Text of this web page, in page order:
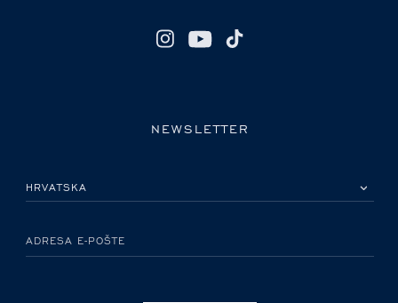
NEWSLETTER
ADRESA E-POŠTE